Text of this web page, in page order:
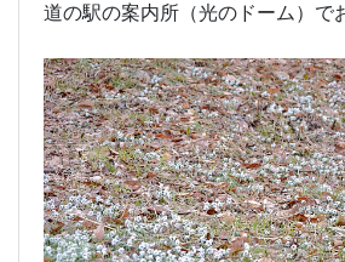
道の駅の案内所（光のドーム）で